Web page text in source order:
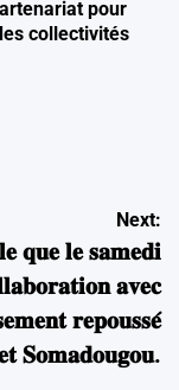
pour
collectivités
Next:
𝐪𝐮𝐞 𝐥𝐞 𝐬𝐚𝐦𝐞𝐝𝐢
𝐚𝐯𝐞𝐜
𝐫𝐞𝐩𝐨𝐮𝐬𝐬𝐞́
𝐞𝐭 𝐒𝐨𝐦𝐚𝐝𝐨𝐮𝐠𝐨𝐮.